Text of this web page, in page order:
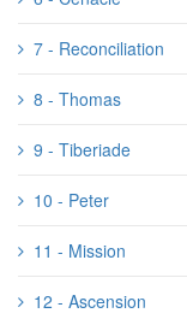
7 - Reconciliation
8 - Thomas
9 - Tiberiade
10 - Peter
11 - Mission
12 - Ascension